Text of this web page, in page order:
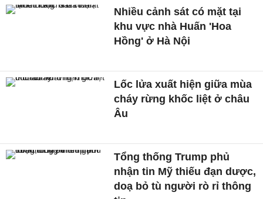
Nhiều cảnh sát có mặt tại
khu vực nhà Huấn 'Hoa
Hồng' ở Hà Nội
Lốc lửa xuất hiện giữa mùa
cháy rừng khốc liệt ở châu
Âu
Tổng thống Trump phủ
nhận tin Mỹ thiếu đạn dược,
doạ bỏ tù người rò rỉ thông